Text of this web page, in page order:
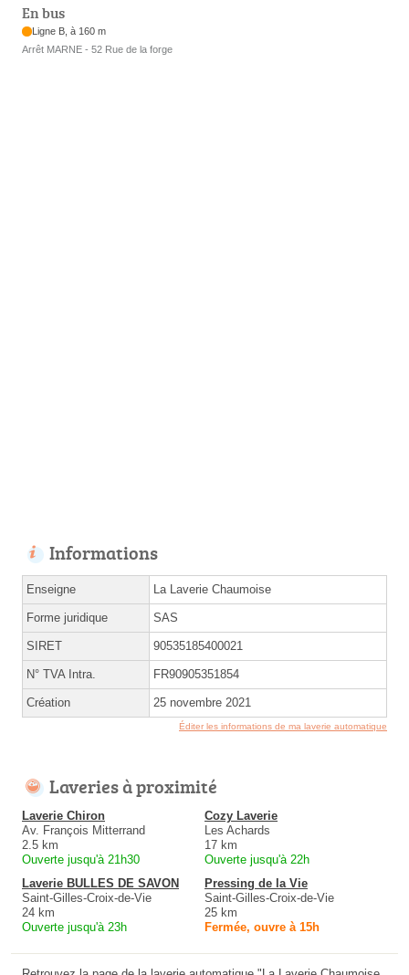
En bus
Ligne B, à 160 m
Arrêt MARNE - 52 Rue de la forge
Informations
Enseigne La Laverie Chaumoise
Forme juridique SAS
SIRET 90535185400021
N° TVA Intra. FR90905351854
Création 25 novembre 2021
Éditer les informations de ma laverie automatique
Laveries à proximité
Laverie Chiron
Av. François Mitterrand
2.5 km
Ouverte jusqu'à 21h30
Cozy Laverie
Les Achards
17 km
Ouverte jusqu'à 22h
Laverie BULLES DE SAVON
Saint-Gilles-Croix-de-Vie
24 km
Ouverte jusqu'à 23h
Pressing de la Vie
Saint-Gilles-Croix-de-Vie
25 km
Fermée, ouvre à 15h